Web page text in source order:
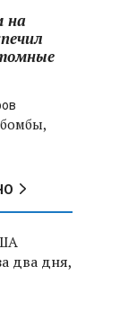
на
два дня,